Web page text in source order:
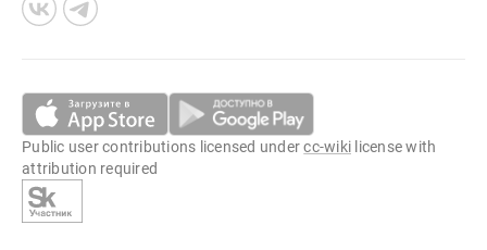
Public user contributions licensed undercc-wiki license with
attribution required